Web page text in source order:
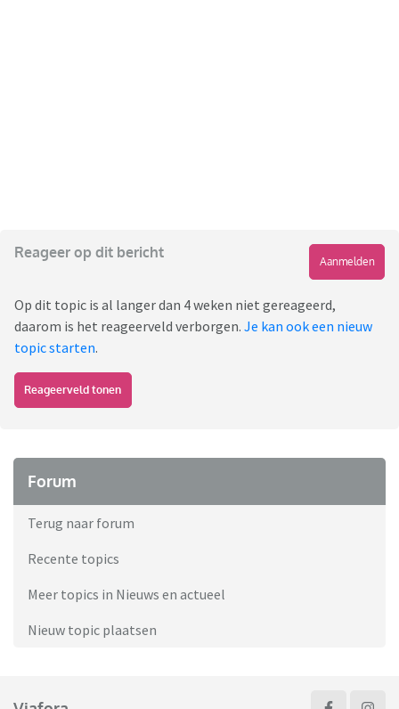
Reageer op dit bericht
Aanmelden
Op dit topic is al langer dan 4 weken niet gereageerd,
daarom is het reageerveld verborgen. Je kan ook een nieuw
topic starten.
Reageerveld tonen
Forum
Terug naar forum
Recente topics
Meer topics in Nieuws en actueel
Nieuw topic plaatsen